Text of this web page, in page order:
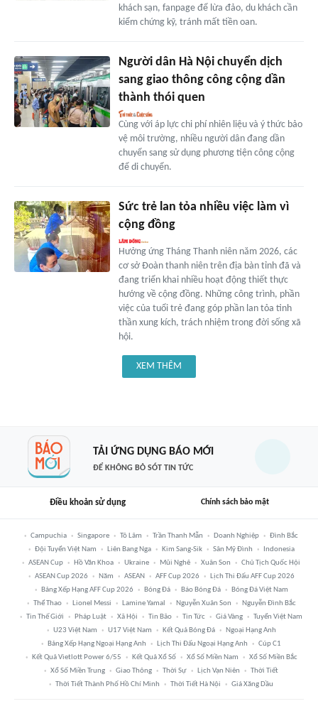
khách sạn, fanpage để lừa đảo, du khách cần
kiểm chứng kỹ, tránh mất tiền oan.
Người dân Hà Nội chuyển dịch
sang giao thông công cộng dần
thành thói quen
Cùng với áp lực chi phí nhiên liệu và ý thức bảo
vệ môi trường, nhiều người dân đang dần
chuyển sang sử dụng phương tiện công cộng
để di chuyển.
Sức trẻ lan tỏa nhiều việc làm vì
cộng đồng
Hưởng ứng Tháng Thanh niên năm 2026, các
cơ sở Đoàn thanh niên trên địa bàn tỉnh đã và
đang triển khai nhiều hoạt động thiết thực
hướng về cộng đồng. Những công trình, phần
việc của tuổi trẻ đang góp phần lan tỏa tinh
thần xung kích, trách nhiệm trong đời sống xã
hội.
XEM THÊM
TẢI ỨNG DỤNG BÁO MỚI
ĐỂ KHÔNG BỎ SÓT TIN TỨC
Điều khoản sử dụng Chính sách bảo mật
Campuchia Singapore Tô Lâm Trần Thanh Mẫn Doanh Nghiệp
Đình Bắc
Đội Tuyển Việt Nam
Liên Bang Nga Kim Sang-Sik Sân Mỹ Đình
Indonesia
ASEAN Cup
Hồ Văn Khoa Ukraine Mũi Nghê Xuân Son
Chủ Tịch Quốc Hội
ASEAN Cup 2026
Năm ASEAN AFF Cup 2026
Lịch Thi Đấu AFF Cup 2026
Bảng Xếp Hạng AFF Cup 2026
Bóng Đá Báo Bóng Đá
Bóng Đá Việt Nam
Thể Thao
Lionel Messi Lamine Yamal Nguyễn Xuân Son
Nguyễn Đình Bắc
Tin Thế Giới
Pháp Luật Xã Hội Tin Bão Tin Tức Giá Vàng
Tuyển Việt Nam
U23 Việt Nam
U17 Việt Nam Kết Quả Bóng Đá
Ngoại Hạng Anh
Bảng Xếp Hạng Ngoại Hạng Anh
Lịch Thi Đấu Ngoại Hạng Anh
Cúp C1
Kết Quả Vietlott Power 6/55
Kết Quả Xổ Số Xổ Số Miền Nam
Xổ Số Miền Bắc
Xổ Số Miền Trung
Giao Thông Thời Sự Lịch Vạn Niên
Thời Tiết
Thời Tiết Thành Phố Hồ Chí Minh
Thời Tiết Hà Nội Giá Xăng Dầu